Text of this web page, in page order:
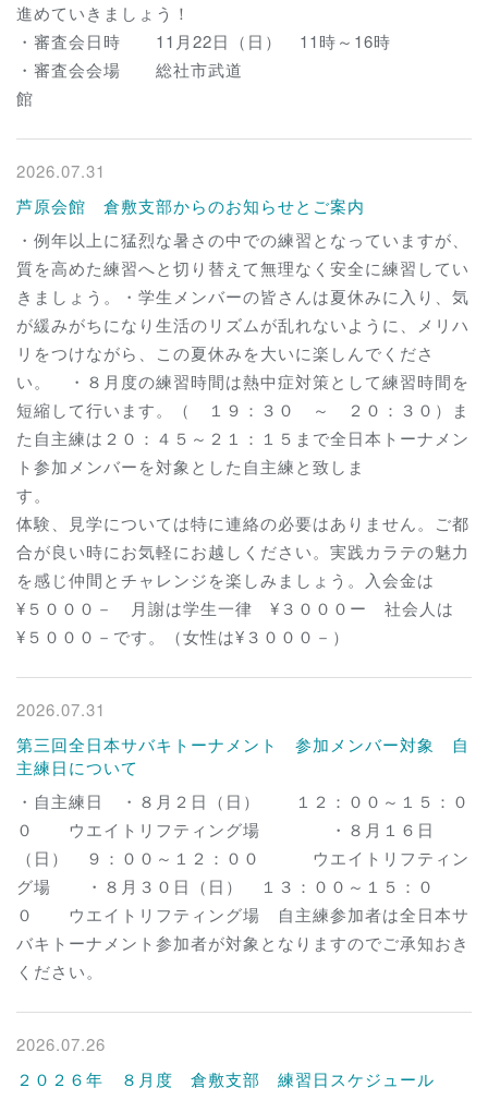
進めていきましょう！
・審査会日時 11月22日（日） 11時～16時
・審査会会場 総社市武道
館
2026.07.31
芦原会館 倉敷支部からのお知らせとご案内
・例年以上に猛烈な暑さの中での練習となっていますが、
質を高めた練習へと切り替えて無理なく安全に練習してい
きましょう。・学生メンバーの皆さんは夏休みに入り、気
が緩みがちになり生活のリズムが乱れないように、メリハ
リをつけながら、この夏休みを大いに楽しんでくださ
い。 ・８月度の練習時間は熱中症対策として練習時間を
短縮して行います。（ １９：３０ ～ ２０：３０）ま
た自主練は２０：４５～２１：１５まで全日本トーナメン
ト参加メンバーを対象とした自主練と致しま
す
体験、見学については特に連絡の必要はありません。ご都
合が良い時にお気軽にお越しください。実践カラテの魅力
を感じ仲間とチャレンジを楽しみましょう。入会金は
¥５０００－ 月謝は学生一律 ¥３０００ー 社会人は
¥５０００－です。（女性は¥３０００－）
2026.07.31
第三回全日本サバキトーナメント 参加メンバー対象 自
主練日について
・自主練日 ・８月２日（日） １２：００～１５：０
０ ウエイトリフティング場 ・８月１６日
（日） ９：００～１２：００ ウエイトリフティン
グ場 ・８月３０日（日） １３：００～１５：０
０ ウエイトリフティング場 自主練参加者は全日本サ
バキトーナメント参加者が対象となりますのでご承知おき
ください。
2026.07.26
２０２６年 ８月度 倉敷支部 練習日スケジュール